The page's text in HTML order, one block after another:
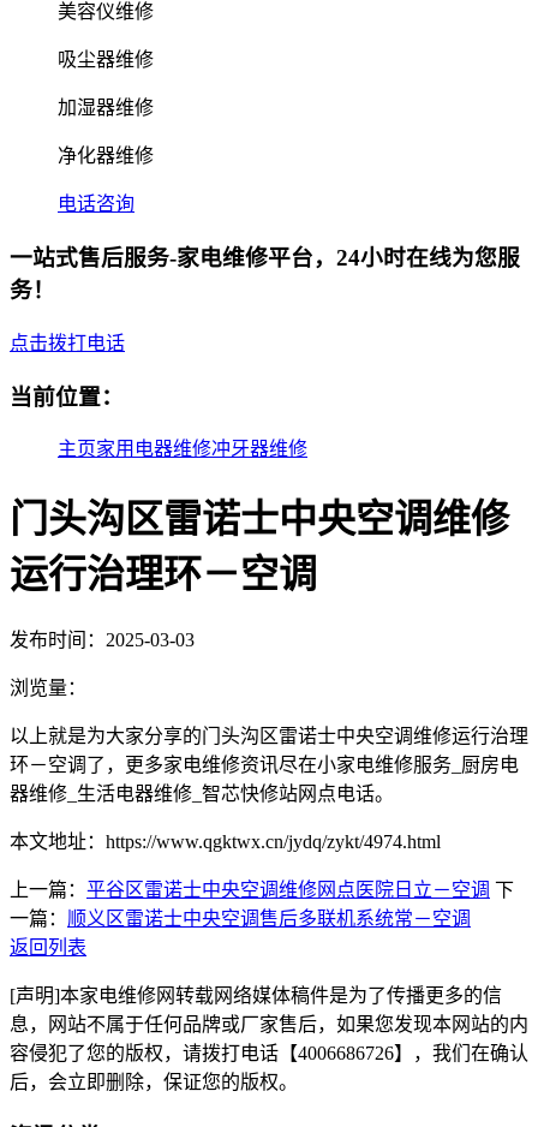
美容仪维修
吸尘器维修
加湿器维修
净化器维修
电话咨询
一站式售后服务-家电维修平台，24小时在线为您服
务！
点击拨打电话
当前位置：
主页家用电器维修冲牙器维修
门头沟区雷诺士中央空调维修
运行治理环－空调
发布时间：2025-03-03
浏览量：
以上就是为大家分享的门头沟区雷诺士中央空调维修运行治理
环－空调了，更多家电维修资讯尽在小家电维修服务_厨房电
器维修_生活电器维修_智芯快修站网点电话。
本文地址：https://www.qgktwx.cn/jydq/zykt/4974.html
上一篇： 平谷区雷诺士中央空调维修网点医院日立－空调 下
一篇： 顺义区雷诺士中央空调售后多联机系统常－空调
返回列表
[声明]本家电维修网转载网络媒体稿件是为了传播更多的信
息，网站不属于任何品牌或厂家售后，如果您发现本网站的内
容侵犯了您的版权，请拨打电话【4006686726】，我们在确认
后，会立即删除，保证您的版权。